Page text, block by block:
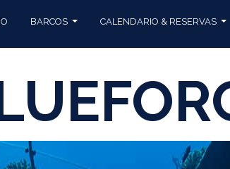
BARCOS CALENDARIO & RESERVAS